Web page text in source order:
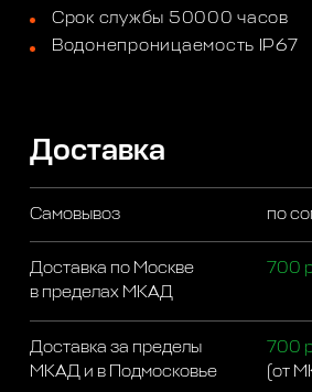
Срок службы 50000 часов
Водонепроницаемость IP67
Доставка
Самовывоз по
Доставка по Москве
в пределах МКАД
700
Доставка за пределы
МКАД и в Подмосковье
700
(от